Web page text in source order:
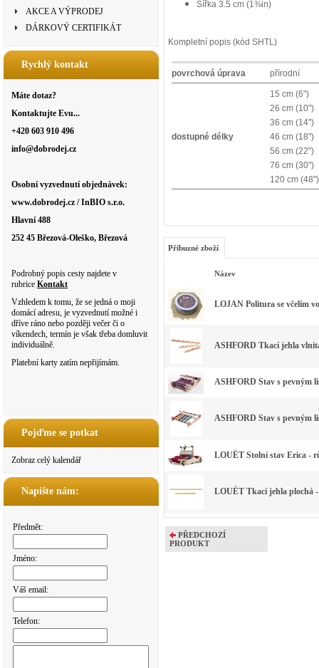
AKCE A VÝPRODEJ
DÁRKOVÝ CERTIFIKÁT
Rychlý kontakt
Máte dotaz?
Kontaktujte Evu...
+420 603 910 496
info@dobrodej.cz
Osobní vyzvednutí objednávek:
www.dobrodej.cz / InBIO s.r.o.
Hlavní 488
252 45 Březová-Oleško, Březová
Podrobný popis cesty najdete v
rubrice Kontakt
Vzhledem k tomu, že se jedná o moji
domácí adresu, je vyzvednutí možné i
dříve ráno nebo později večer či o
víkendech, termín je však třeba domluvit
individuálně.
Platební karty zatím nepřijímám.
Pojďme se potkat
Zobraz celý kalendář
Napište nám:
Předmět:
Jméno:
Váš email:
Telefon:
Šířka 3.5 cm (1⅜in)
Kompletní popis (kód SHTL)
povrchová úprava přírodní
dostupné délky
15 cm (6")
26 cm (10")
36 cm (14")
46 cm (18")
56 cm (22")
76 cm (30")
120 cm
Příbuzné zboží
Název
LOJAN Politura se včelím
ASHFORD Tkací jehla
ASHFORD Stav s pevným
ASHFORD Stav s pevným
LOUËT Stolní stav Erica -
LOUËT Tkací jehla plochá
PŘEDCHOZÍ
PRODUKT